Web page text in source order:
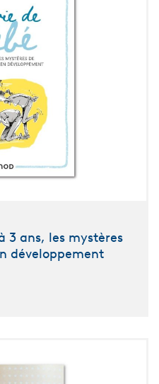
3 ans, les mystères
développement